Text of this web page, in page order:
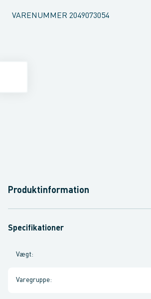
VARENUMMER 2049073054
Produktinformation
Specifikationer
Vægt:
Varegruppe: